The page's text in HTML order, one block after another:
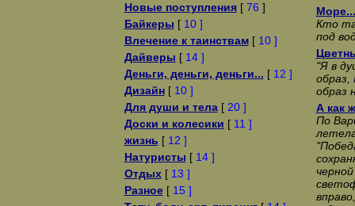
Новые поступления[ 76 ]
Байкеры [ 10 ]
Влечение к таинствам[ 10 ]
Дайверы [ 14 ]
Деньги, деньги, деньги... [ 12 ]
Дизайн[ 10 ]
Для души и тела[ 20 ]
Доски и колесики [ 11 ]
жизнь [ 12 ]
Натуристы [ 14 ]
Отдых[ 13 ]
Разное[ 15 ]
Море...
Кто
под
"Я в
образ,
образ
А как
По